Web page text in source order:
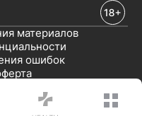
ошибок
материалов
«EML»